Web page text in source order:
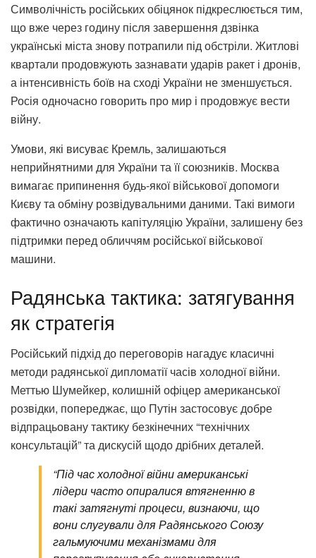
Символічність російських обіцянок підкреслюється тим,
що вже через годину після завершення дзвінка
українські міста знову потрапили під обстріли. Житлові
квартали продовжують зазнавати ударів ракет і дронів,
а інтенсивність боїв на сході України не зменшується.
Росія одночасно говорить про мир і продовжує вести
війну.
Умови, які висуває Кремль, залишаються
неприйнятними для України та її союзників. Москва
вимагає припинення будь-якої військової допомоги
Києву та обміну розвідувальними даними. Такі вимоги
фактично означають капітуляцію України, залишену без
підтримки перед обличчям російської військової
машини.
Радянська тактика: затягування
як стратегія
Російський підхід до переговорів нагадує класичні
методи радянської дипломатії часів холодної війни.
Меттью Шумейкер, колишній офіцер американської
розвідки, попереджає, що Путін застосовує добре
відпрацьовану тактику безкінечних “технічних
консультацій” та дискусій щодо дрібних деталей.
“Під час холодної війни американські
лідери часто опиралися втягненню в
такі затягнуті процеси, визнаючи, що
вони слугували для Радянського Союзу
гальмуючими механізмами для